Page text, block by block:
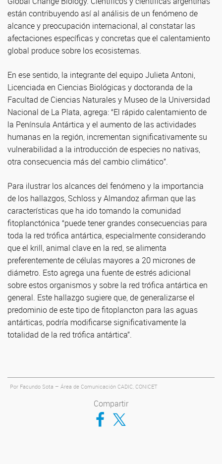
están contribuyendo así al análisis de un fenómeno de
alcance y preocupación internacional, al constatar las
afectaciones específicas y concretas que el calentamiento
global produce sobre los ecosistemas.
En ese sentido, la integrante del equipo Julieta Antoni,
Licenciada en Ciencias Biológicas y doctoranda de la
Facultad de Ciencias Naturales y Museo de la Universidad
Nacional de La Plata, agrega: “El rápido calentamiento de
la Península Antártica y el aumento de las actividades
humanas en la región, incrementan significativamente su
vulnerabilidad a la introducción de especies no nativas,
otra consecuencia más del cambio climático”.
Para ilustrar los alcances del fenómeno y la importancia
de los hallazgos, Schloss y Almandoz afirman que las
características que ha ido tomando la comunidad
fitoplanctónica “puede tener grandes consecuencias para
toda la red trófica antártica, especialmente considerando
que el krill, animal clave en la red, se alimenta
preferentemente de células mayores a 20 micrones de
diámetro. Esto agrega una fuente de estrés adicional
sobre estos organismos y sobre la red trófica antártica en
general. Este hallazgo sugiere que, de generalizarse el
predominio de este tipo de fitoplancton para las aguas
antárticas, podría modificarse significativamente la
totalidad de la red trófica antártica”.
Por Facundo Sota – Área de Comunicación CADIC, CONICET
Compartir
Compartir en Facebook
Compartir en Twitter